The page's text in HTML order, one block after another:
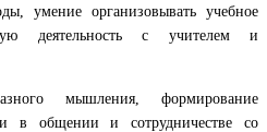
умение организовывать учебное
деятельность с учителем и
мышления, формирование
в общении и сотрудничестве со